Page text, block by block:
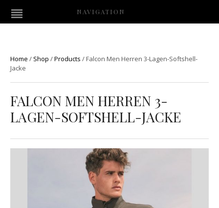
NAVIGATION
Home / Shop /Products /Falcon Men Herren 3-Lagen-Softshell-
Jacke
FALCON MEN HERREN 3-
LAGEN-SOFTSHELL-JACKE